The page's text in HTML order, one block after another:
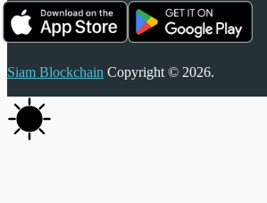
Siam Blockchain Copyright © 2026.